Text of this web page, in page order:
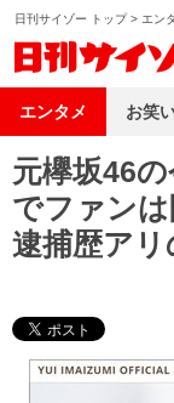
日刊サイゾー トップ> エン
元欅坂46
でファン
逮捕歴ア
エンタメ お笑